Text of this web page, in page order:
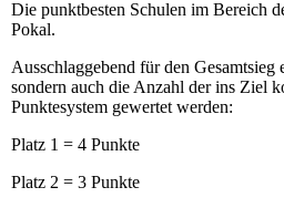
Die punktbesten Schulen im Bereich
Pokal.
Ausschlaggebend für den
sondern auch die Anzahl der ins Ziel
Punktesystem gewertet werden:
Platz 1 = 4 Punkte
Platz 2 = 3 Punkte